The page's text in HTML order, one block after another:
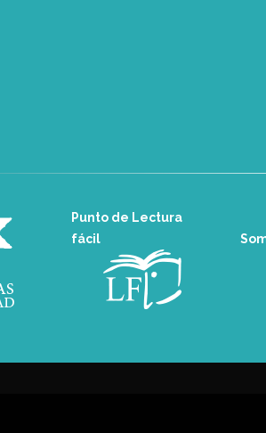
Punto de Lectura
fácil